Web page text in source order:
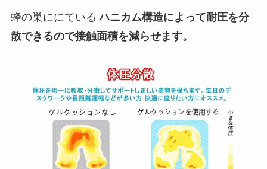
蜂の巣ににている ハニカム構造によって耐圧を分
散できるので接触面積を減らせます。